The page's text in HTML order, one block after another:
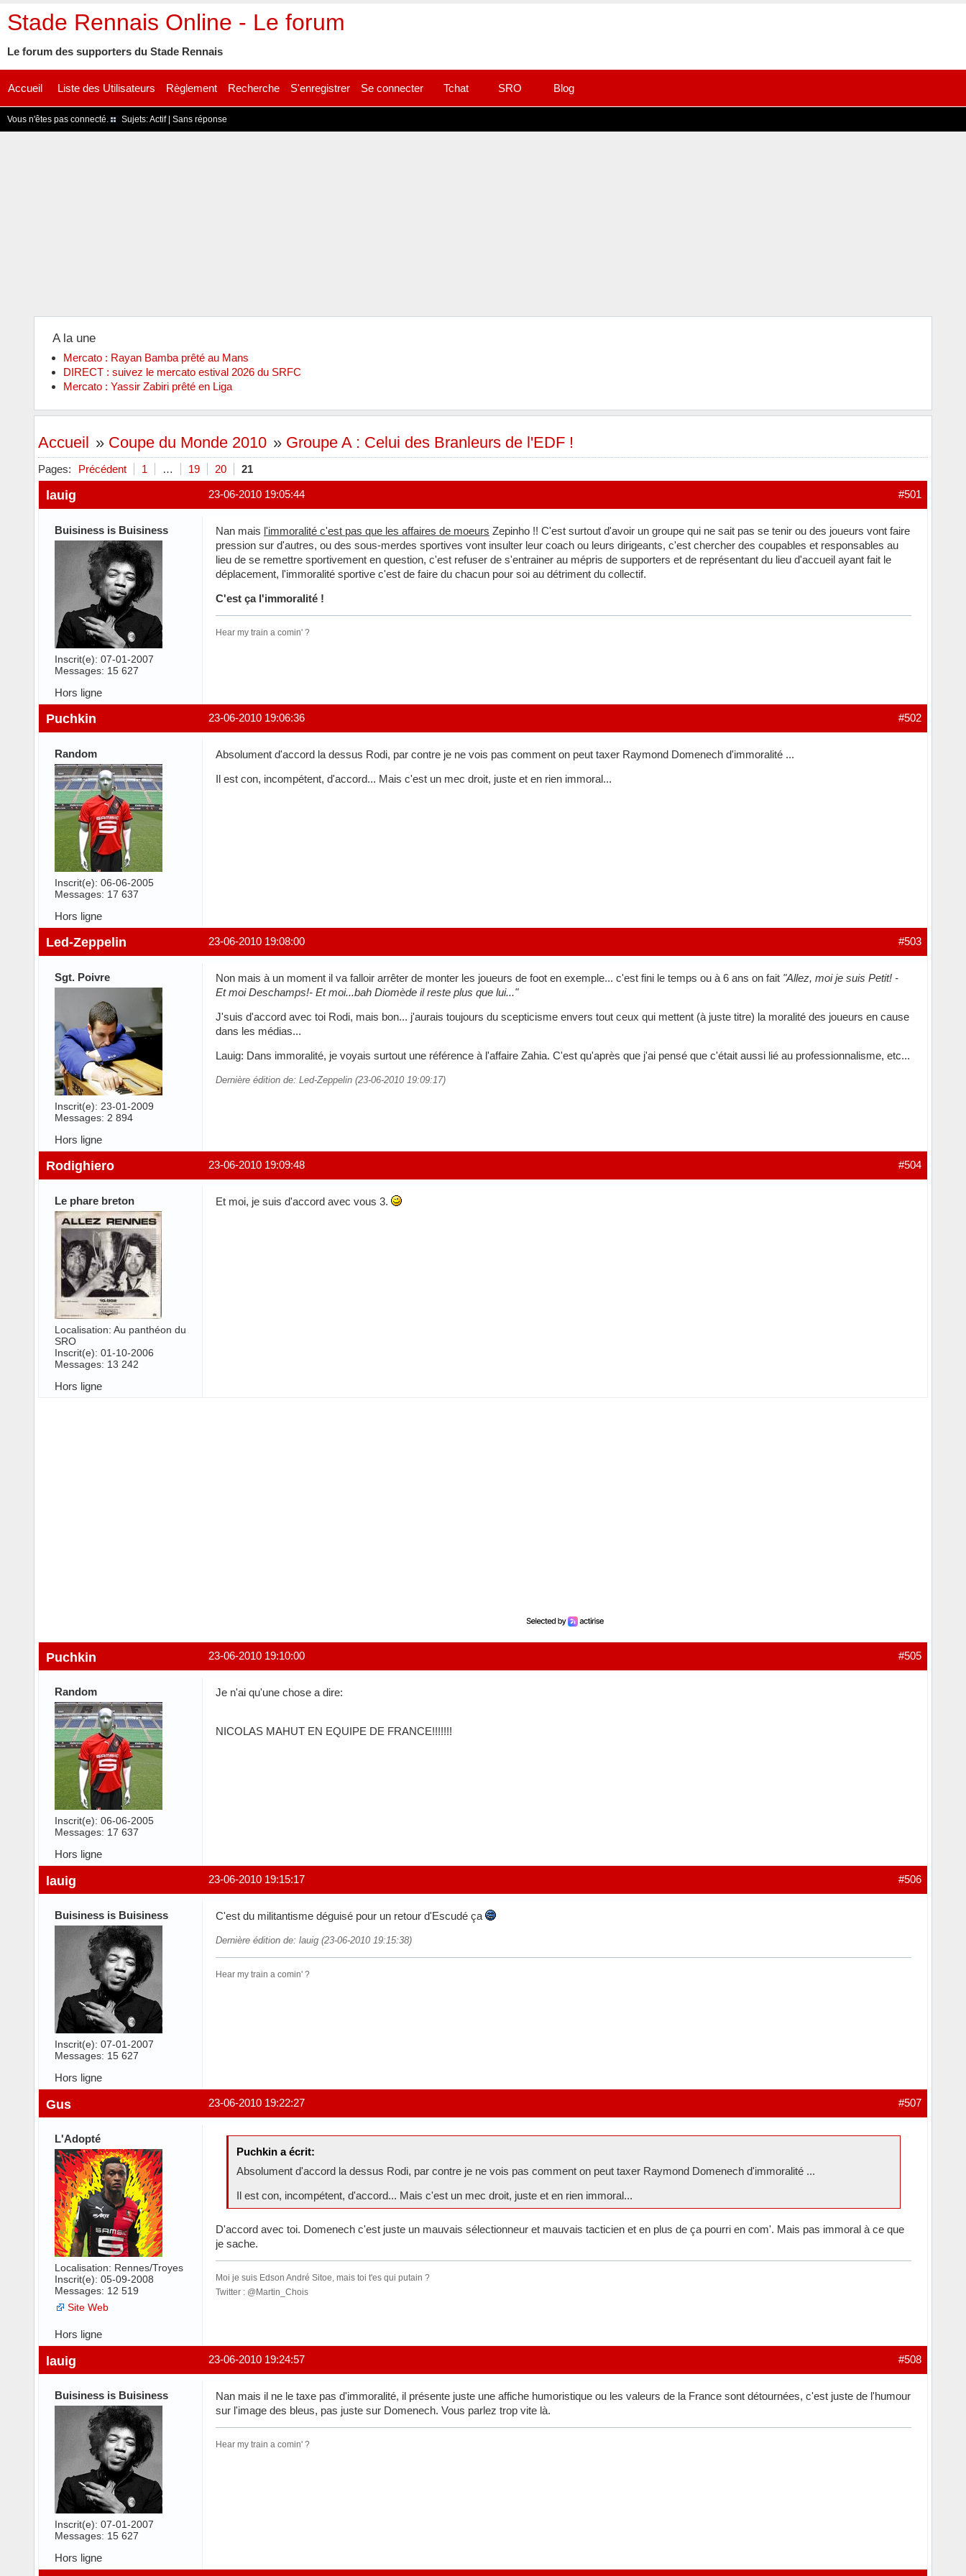
Stade Rennais Online - Le forum
Le forum des supporters du Stade Rennais
Accueil Liste des Utilisateurs Règlement Recherche S'enregistrer Se connecter Tchat SRO Blog
Vous n'êtes pas connecté. Sujets:Actif| Sans réponse
A la une
Mercato : Rayan Bamba prêté au Mans
DIRECT : suivez le mercato estival 2026 du SRFC
Mercato : Yassir Zabiri prêté en Liga
Accueil » Coupe du Monde 2010 » Groupe A : Celui des Branleurs de l'EDF !
Pages: Précédent 1 … 19 20 21
#501
23-06-2010 19:05:44
lauig
Buisiness is Buisiness
Inscrit(e): 07-01-2007
Messages: 15 627
Nan mais l'immoralité c'est pas que les affaires de moeurs Zepinho !! C'est surtout d'avoir un groupe qui ne sait pas se tenir ou des joueurs vont faire
pression sur d'autres, ou des sous-merdes sportives vont insulter leur coach ou leurs dirigeants, c'est chercher des coupables et responsables au
lieu de se remettre sportivement en question, c'est refuser de s'entrainer au mépris de supporters et de représentant du lieu d'accueil ayant fait le
déplacement, l'immoralité sportive c'est de faire du chacun pour soi au détriment du collectif.
C'est ça l'immoralité !
Hear my train a comin' ?
Hors ligne
#502
23-06-2010 19:06:36
Puchkin
Random
Inscrit(e): 06-06-2005
Messages: 17 637
Absolument d'accord la dessus Rodi, par contre je ne vois pas comment on peut taxer Raymond Domenech d'immoralité ...
Il est con, incompétent, d'accord... Mais c'est un mec droit, juste et en rien immoral...
Hors ligne
#503
23-06-2010 19:08:00
Led-Zeppelin
Sgt. Poivre
Inscrit(e): 23-01-2009
Messages: 2 894
Non mais à un moment il va falloir arrêter de monter les joueurs de foot en exemple... c'est fini le temps ou à 6 ans on fait "Allez, moi je suis Petit! -
Et moi Deschamps!- Et moi...bah Diomède il reste plus que lui..."
J'suis d'accord avec toi Rodi, mais bon... j'aurais toujours du scepticisme envers tout ceux qui mettent (à juste titre) la moralité des joueurs en cause
dans les médias...
Lauig: Dans immoralité, je voyais surtout une référence à l'affaire Zahia. C'est qu'après que j'ai pensé que c'était aussi lié au professionnalisme, etc...
Dernière édition de: Led-Zeppelin (23-06-2010 19:09:17)
Hors ligne
#504
23-06-2010 19:09:48
Rodighiero
Le phare breton
Localisation: Au panthéon du
SRO
Inscrit(e): 01-10-2006
Messages: 13 242
Et moi, je suis d'accord avec vous 3.
Hors ligne
#505
23-06-2010 19:10:00
Puchkin
Random
Inscrit(e): 06-06-2005
Messages: 17 637
Je n'ai qu'une chose a dire:
NICOLAS MAHUT EN EQUIPE DE FRANCE!!!!!!!
Hors ligne
#506
23-06-2010 19:15:17
lauig
Buisiness is Buisiness
Inscrit(e): 07-01-2007
Messages: 15 627
C'est du militantisme déguisé pour un retour d'Escudé ça
Dernière édition de: lauig (23-06-2010 19:15:38)
Hear my train a comin' ?
Hors ligne
#507
23-06-2010 19:22:27
Gus
L'Adopté
Localisation: Rennes/Troyes
Inscrit(e): 05-09-2008
Messages: 12 519
Site Web
Puchkin a écrit:
Absolument d'accord la dessus Rodi, par contre je ne vois pas comment on peut taxer Raymond Domenech d'immoralité ...
Il est con, incompétent, d'accord... Mais c'est un mec droit, juste et en rien immoral...
D'accord avec toi. Domenech c'est juste un mauvais sélectionneur et mauvais tacticien et en plus de ça pourri en com'. Mais pas immoral à ce que
je sache.
Moi je suis Edson André Sitoe, mais toi t'es qui putain ?
Twitter : @Martin_Chois
Hors ligne
#508
23-06-2010 19:24:57
lauig
Buisiness is Buisiness
Inscrit(e): 07-01-2007
Messages: 15 627
Nan mais il ne le taxe pas d'immoralité, il présente juste une affiche humoristique ou les valeurs de la France sont détournées, c'est juste de l'humour
sur l'image des bleus, pas juste sur Domenech. Vous parlez trop vite là.
Hear my train a comin' ?
Hors ligne